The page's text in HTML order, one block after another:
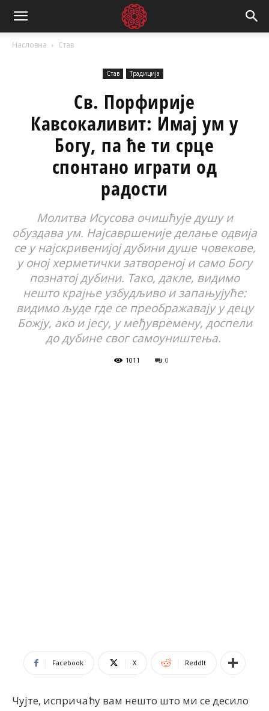
Насловна Став
Став Традиција
Св. Порфирије
Кавсокаливит: Имај ум у
Богу, па ће ти срце
спонтано играти од
радости
Молитва Исусова очишћује душу и
обуздава ум. Најсавршеније делање одвија
се у најскривенијој дубини душе човекове,
у оној херметички затвореној и само Богу
познатој дубини. Тако, дакле, видимо
нешто крајње узбудљиво и запањујуће:
видимо људе где се преображавају у децу
Божју, ако и јесу, у међувремену, доспели
до дубине свог самоуништења.
1011 0
Facebook X ReddIt
Чујте, испричаћу вам нешто што ми се десило